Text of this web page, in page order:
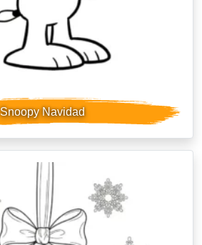
Snoopy Navidad